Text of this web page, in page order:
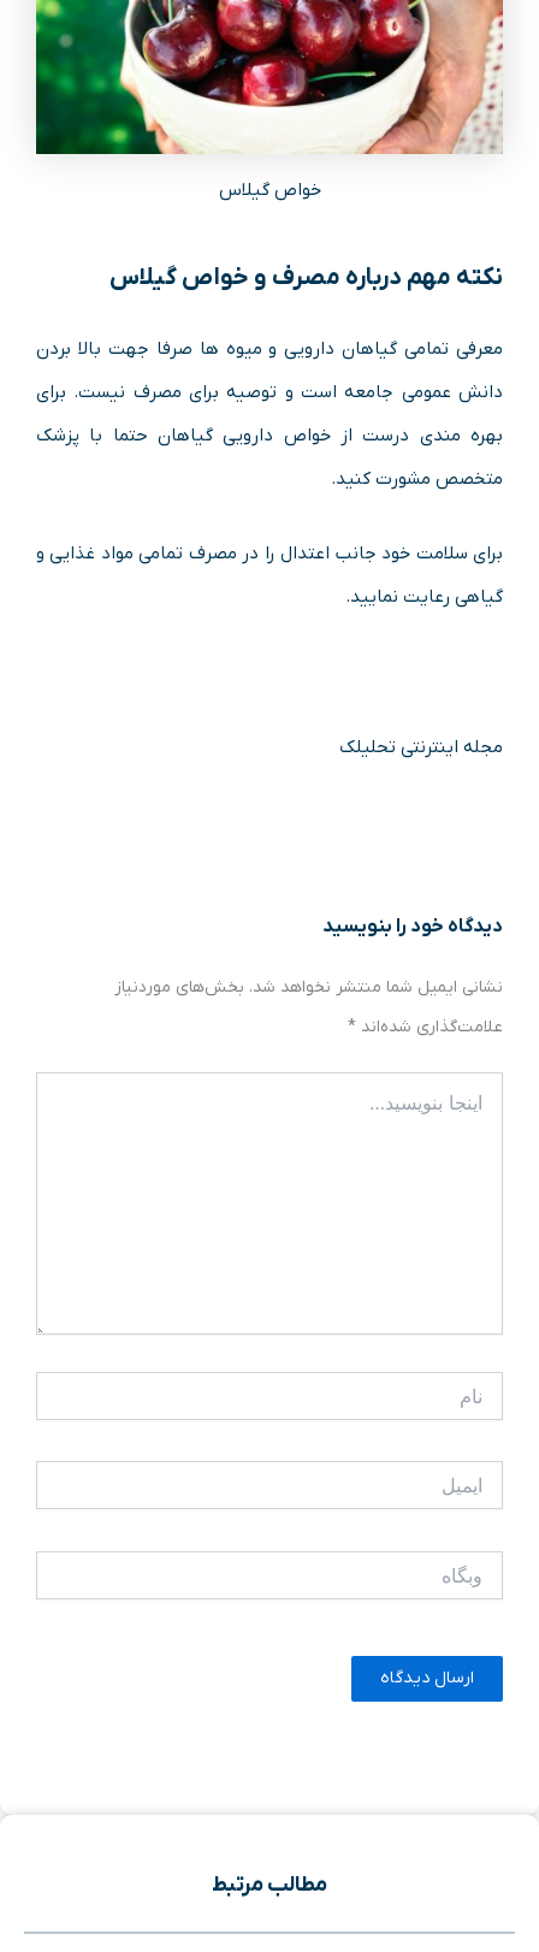
خواص گیلاس
نکته مهم درباره مصرف و خواص گیلاس
معرفی تمامی گیاهان دارویی و میوه ها صرفا جهت بالا بردن
دانش عمومی جامعه است و توصیه برای مصرف نیست. برای
بهره مندی درست از خواص دارویی گیاهان حتما با پزشک
متخصص مشورت کنید.
برای سلامت خود جانب اعتدال را در مصرف تمامی مواد غذایی و
گیاهی رعایت نمایید.
مجله اینترنتی تحلیلک
دیدگاه‌ خود را بنویسید
نشانی ایمیل شما منتشر نخواهد شد. بخش‌های موردنیاز
علامت‌گذاری شده‌اند *
بنویسید…
مطالب مرتبط